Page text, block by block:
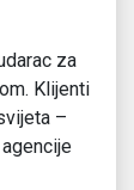
za
Klijenti
–